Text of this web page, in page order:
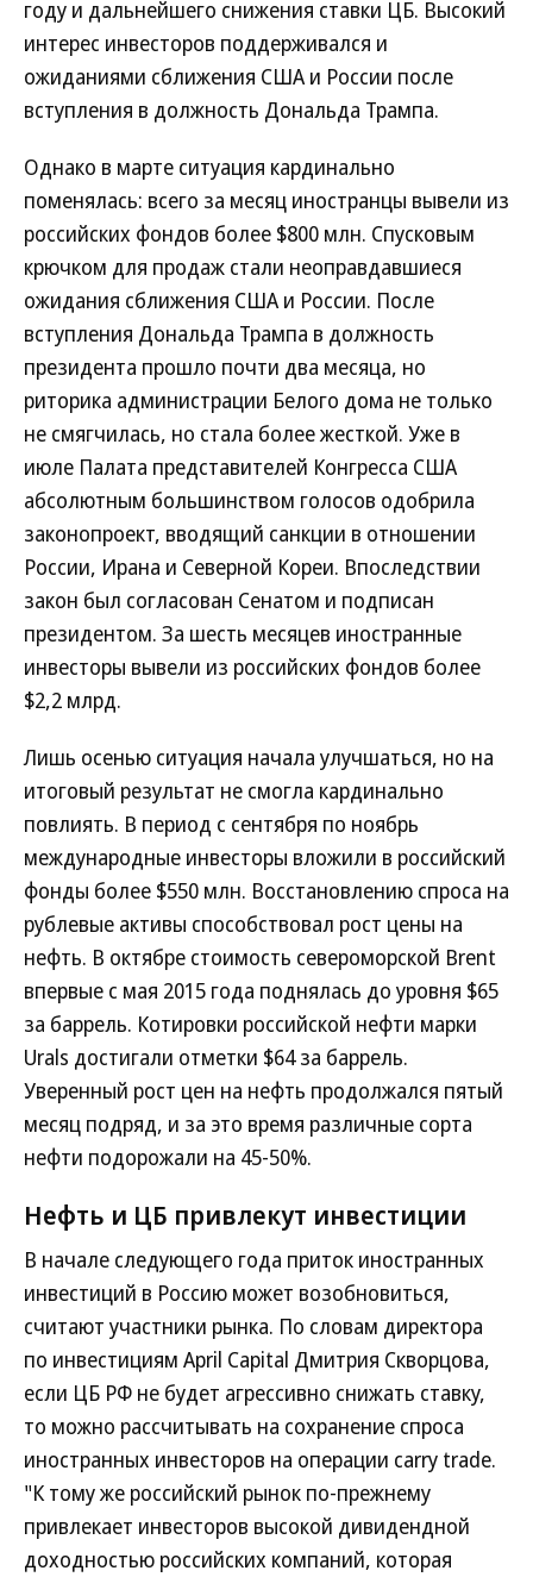
году и дальнейшего снижения ставки ЦБ. Высокий
интерес инвесторов поддерживался и
ожиданиями сближения США и России после
вступления в должность Дональда Трампа.
Однако в марте ситуация кардинально
поменялась: всего за месяц иностранцы вывели из
российских фондов более $800 млн. Спусковым
крючком для продаж стали неоправдавшиеся
ожидания сближения США и России. После
вступления Дональда Трампа в должность
президента прошло почти два месяца, но
риторика администрации Белого дома не только
не смягчилась, но стала более жесткой. Уже в
июле Палата представителей Конгресса США
абсолютным большинством голосов одобрила
законопроект, вводящий санкции в отношении
России, Ирана и Северной Кореи. Впоследствии
закон был согласован Сенатом и подписан
президентом. За шесть месяцев иностранные
инвесторы вывели из российских фондов более
$2,2 млрд.
Лишь осенью ситуация начала улучшаться, но на
итоговый результат не смогла кардинально
повлиять. В период с сентября по ноябрь
международные инвесторы вложили в российский
фонды более $550 млн. Восстановлению спроса на
рублевые активы способствовал рост цены на
нефть. В октябре стоимость североморской Brent
впервые с мая 2015 года поднялась до уровня $65
за баррель. Котировки российской нефти марки
Urals достигали отметки $64 за баррель.
Уверенный рост цен на нефть продолжался пятый
месяц подряд, и за это время различные сорта
нефти подорожали на 45-50%.
Нефть и ЦБ привлекут инвестиции
В начале следующего года приток иностранных
инвестиций в Россию может возобновиться,
считают участники рынка. По словам директора
по инвестициям April Capital Дмитрия Скворцова,
если ЦБ РФ не будет агрессивно снижать ставку,
то можно рассчитывать на сохранение спроса
иностранных инвесторов на операции carry trade.
"К тому же российский рынок по-прежнему
привлекает инвесторов высокой дивидендной
доходностью российских компаний, которая